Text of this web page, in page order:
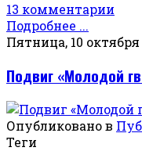
13 комментарии
Подробнее ...
Пятница, 10 октября
Подвиг «Молодой
Опубликовано в
Теги